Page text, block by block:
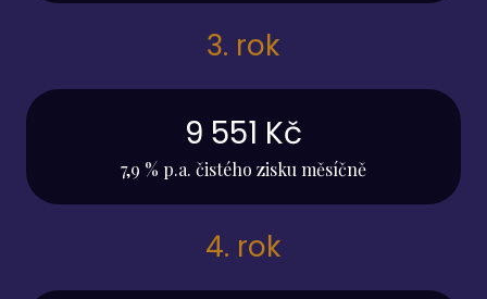
3. rok
9 551 Kč
7,9 % p.a. čistého zisku měsíčně
4. rok